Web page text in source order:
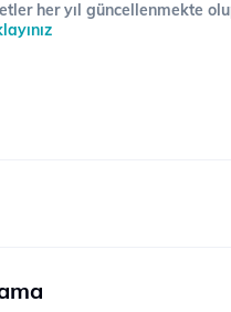
her yıl güncellenmekte